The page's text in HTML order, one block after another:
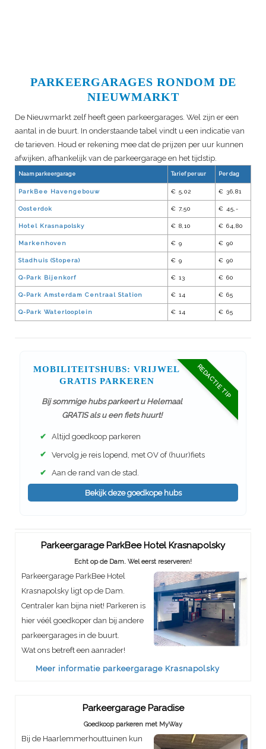
PARKEERGARAGES RONDOM DE
NIEUWMARKT
De Nieuwmarkt zelf heeft geen parkeergarages. Wel zijn er een
aantal in de buurt. In onderstaande tabel vindt u een indicatie van
de tarieven. Houd er rekening mee dat de prijzen per uur kunnen
afwijken, afhankelijk van de parkeergarage en het tijdstip.
Naam parkeergarage Tarief per uur Per dag
ParkBee Havengebouw € 5,02 € 36,81
Oosterdok € 7,50 € 45,-
Hotel Krasnapolsky € 8,10 € 64,80
Markenhoven € 9 € 90
Stadhuis (Stopera) € 9 € 90
Q-Park Bijenkorf € 13 € 60
Q-Park Amsterdam Centraal Station € 14 € 65
Q-Park Waterlooplein € 14 € 65
REDACTIE TIP
MOBILITEITSHUBS: VRIJWEL
GRATIS PARKEREN
Bij sommige hubs parkeert u Helemaal
GRATIS als u een fiets huurt!
✔ Altijd goedkoop parkeren
✔ Vervolg je reis lopend, met OV of (huur)fiets
✔ Aan de rand van de stad.
Bekijk deze goedkope hubs
Parkeergarage ParkBee Hotel Krasnapolsky
Echt op de Dam. Wel eerst reserveren!
Parkeergarage ParkBee Hotel
Krasnapolsky ligt op de Dam.
Centraler kan bijna niet! Parkeren is
hier véél goedkoper dan bij andere
parkeergarages in de buurt.
Wat ons betreft een aanrader!
Meer informatie parkeergarage Krasnapolsky
Parkeergarage Paradise
Goedkoop parkeren met MyWay
Bij de Haarlemmerhouttuinen kun